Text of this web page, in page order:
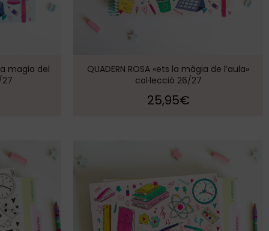
a magia del
QUADERN ROSA «ets la màgia de l’aula»
col·lecció 26/27
25,95€